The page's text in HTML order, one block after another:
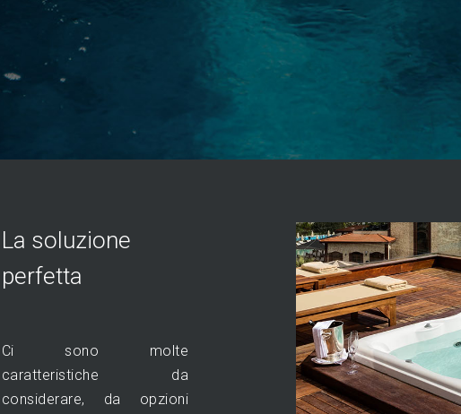
La soluzione
perfetta
Ci sono molte
caratteristiche da
considerare, da opzioni